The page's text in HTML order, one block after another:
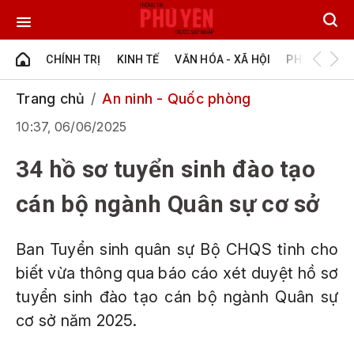
CHÍNH TRỊ KINH TẾ VĂN HÓA - XÃ HỘI PHÚ YÊN -
Trang chủ An ninh - Quốc phòng
10:37, 06/06/2025
34 hồ sơ tuyển sinh đào tạo
cán bộ ngành Quân sự cơ sở
Ban Tuyển sinh quân sự Bộ CHQS tỉnh cho
biết vừa thông qua báo cáo xét duyệt hồ sơ
tuyển sinh đào tạo cán bộ ngành Quân sự
cơ sở năm 2025.